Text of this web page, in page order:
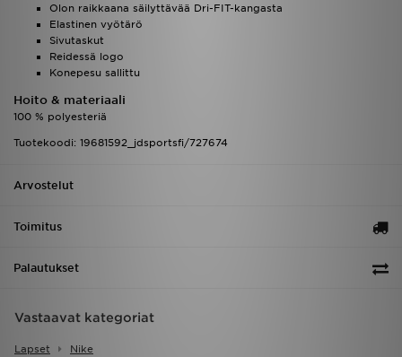
Olon raikkaana säilyttävää Dri-FIT-kangasta
Elastinen vyötärö
Sivutaskut
Reidessä logo
Konepesu sallittu
Hoito & materiaali
100 % polyesteriä
Tuotekoodi: 19681592_jdsportsfi/727674
Arvostelut
Toimitus
Palautukset
Vastaavat kategoriat
Lapset Nike